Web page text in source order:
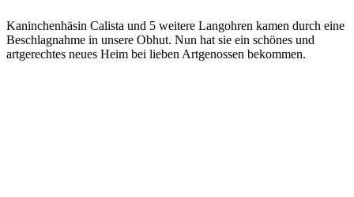
Kaninchenhäsin Calista und 5 weitere Langohren kamen durch eine
Beschlagnahme in unsere Obhut. Nun hat sie ein schönes und
artgerechtes neues Heim bei lieben Artgenossen bekommen.